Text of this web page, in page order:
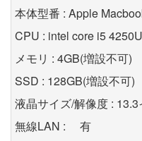
本体型番 : Apple
CPU : intel core i5
メモリ : 4GB(増設不可)
SSD : 128GB(増設不可)
液晶サイズ/解像度 :
無線LAN : 有